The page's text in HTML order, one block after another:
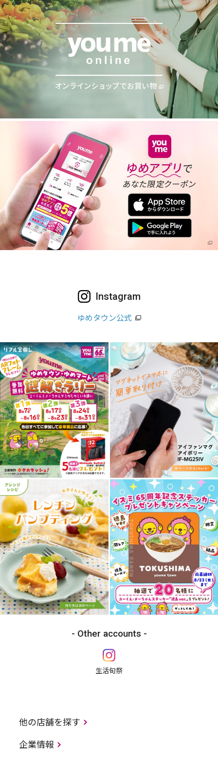
Instagram
ゆめタウン公式
Other accounts
生活旬祭
他の店舗を探す
企業情報